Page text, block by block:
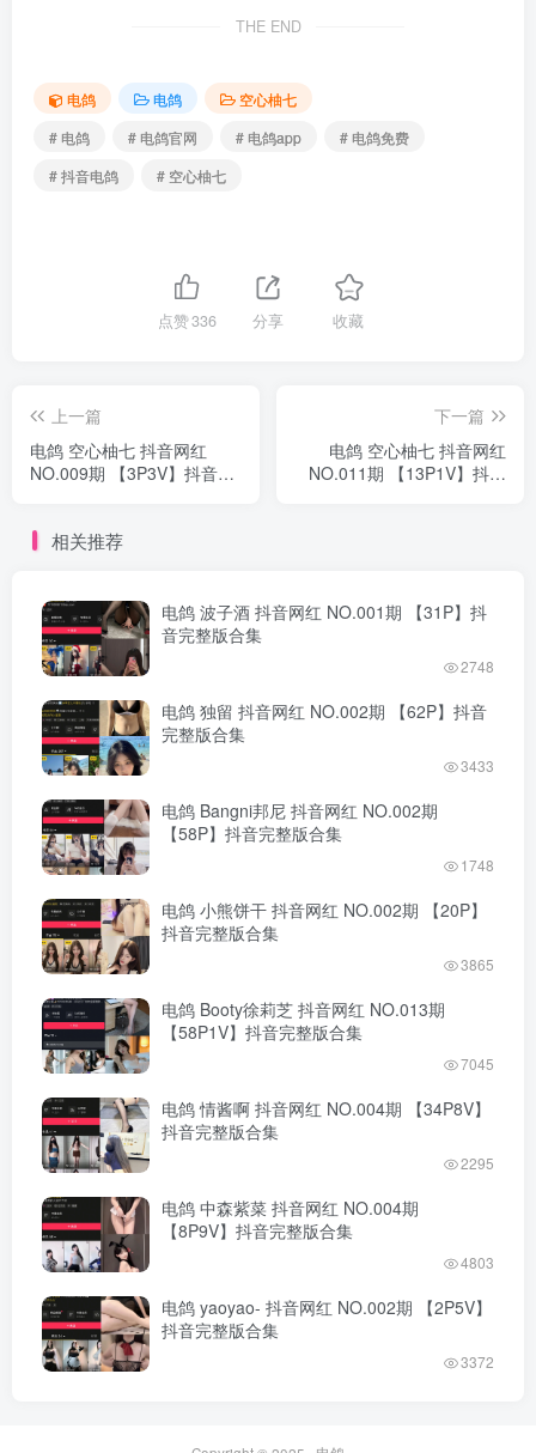
THE END
电鸽 电鸽
空心柚七
# 电鸽
# 电鸽官网 # 电鸽app
# 电鸽免费
# 抖音电鸽
# 空心柚七
点赞336 分享 收藏
上一篇
电鸽 空心柚七 抖音网红
NO.009期 【3P3V】抖音完
下一篇
电鸽 空心柚七 抖音网红
NO.011期 【13P1V】抖音
相关推荐
电鸽 波子酒 抖音网红 NO.001期 【31P】抖
音完整版合集
2748
电鸽 独留 抖音网红 NO.002期 【62P】抖音
完整版合集
3433
电鸽 Bangni邦尼 抖音网红 NO.002期
【58P】抖音完整版合集
1748
电鸽 小熊饼干 抖音网红 NO.002期 【20P】
抖音完整版合集
3865
电鸽 Booty徐莉芝 抖音网红 NO.013期
【58P1V】抖音完整版合集
7045
电鸽 情酱啊 抖音网红 NO.004期 【34P8V】
抖音完整版合集
2295
电鸽 中森紫菜 抖音网红 NO.004期
【8P9V】抖音完整版合集
4803
电鸽 yaoyao- 抖音网红 NO.002期 【2P5V】
抖音完整版合集
3372